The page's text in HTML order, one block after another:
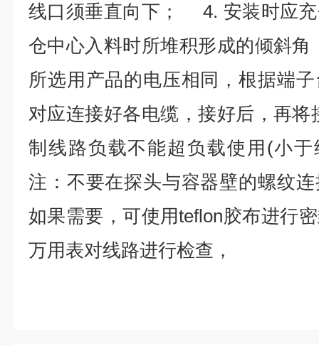
线口须垂直向下； 4. 安装时应充
仓中心入料时所堆积形成的倾斜
所选用产品的电压相同，根据端
对应连接好各电缆，接好后，再
制线路负载不能超负载使用(小
注：不要在探头与容器壁的螺纹
如果需要，可使用teflon胶布进行
万用表对线路进行检查，